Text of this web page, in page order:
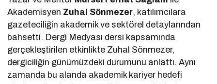
Akademisyen Zuhal Sönmezer, katılımcılara
gazeteciliğin akademik ve sektörel detaylarından
bahsetti. Dergi Medyası dersi kapsamında
gerçekleştirilen etkinlikte Zuhal Sönmezer,
dergiciliğin günümüzdeki durumunu anlattı. Aynı
zamanda bu alanda akademik kariyer hedefi